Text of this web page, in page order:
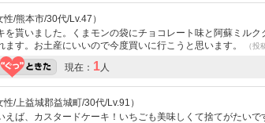
/熊本市/30代/Lv.47）
を貰いました。くまモンの袋にチョコレート味と阿蘇ミル
ます。お土産にいいので今度買いに行こうと思います。
（
現在： 1人
/上益城郡益城町/30代/Lv.91）
えば、カスタードケーキ！いちごも美味しくて捨てがたい